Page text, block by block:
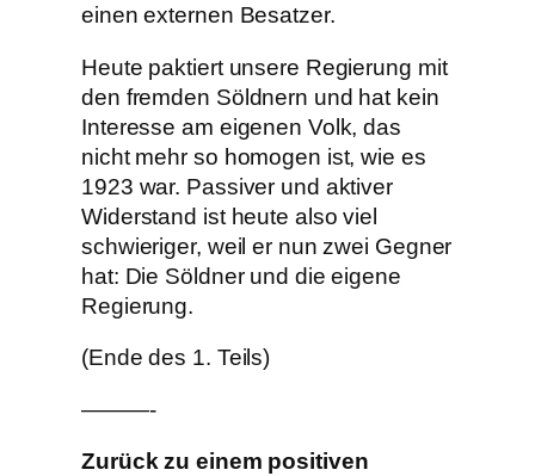
einen externen Besatzer.
Heute paktiert unsere Regierung mit
den fremden Söldnern und hat kein
Interesse am eigenen Volk, das
nicht mehr so homogen ist, wie es
1923 war. Passiver und aktiver
Widerstand ist heute also viel
schwieriger, weil er nun zwei Gegner
hat: Die Söldner und die eigene
Regierung.
(Ende des 1. Teils)
———-
Zurück zu einem positiven